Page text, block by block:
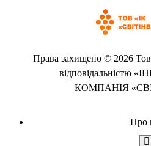
Права захищено © 2026
відповідальністю
КОМПАНІЯ
Про